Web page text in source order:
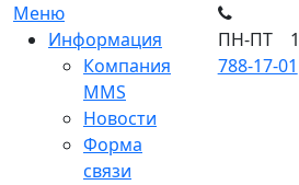
Меню
Информация
Компания
MMS
Новости
Форма
связи
ПН-ПТ
788-17-01